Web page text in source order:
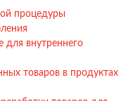
процедуры
для внутреннего
товаров в продуктах